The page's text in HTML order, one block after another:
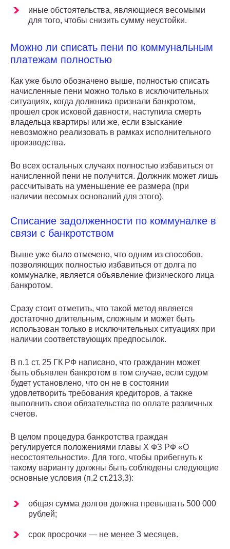
иные обстоятельства, являющиеся весомыми
для того, чтобы снизить сумму неустойки.
Можно ли списать пени по коммунальным
платежам полностью
Как уже было обозначено выше, полностью списать
начисленные пени можно только в исключительных
ситуациях, когда должника признали банкротом,
прошел срок исковой давности, наступила смерть
владельца квартиры или же, если взыскание
невозможно реализовать в рамках исполнительного
производства.
Во всех остальных случаях полностью избавиться от
начисленной пени не получится. Должник может лишь
рассчитывать на уменьшение ее размера (при
наличии весомых оснований для этого).
Списание задолженности по коммуналке в
связи с банкротством
Выше уже было отмечено, что одним из способов,
позволяющих полностью избавиться от долга по
коммуналке, является объявление физического лица
банкротом.
Сразу стоит отметить, что такой метод является
достаточно длительным, сложным и может быть
использован только в исключительных ситуациях при
наличии соответствующих предпосылок.
В п.1 ст. 25 ГК РФ написано, что гражданин может
быть объявлен банкротом в том случае, если судом
будет установлено, что он не в состоянии
удовлетворить требования кредиторов, а также
выполнить свои обязательства по оплате различных
счетов.
В целом процедура банкротства граждан
регулируется положениями главы X ФЗ РФ «О
несостоятельности». Для того, чтобы прибегнуть к
такому варианту должны быть соблюдены следующие
основные условия (п.2 ст.213.3):
общая сумма долгов должна превышать 500 000
рублей;
срок просрочки — не менее 3 месяцев.